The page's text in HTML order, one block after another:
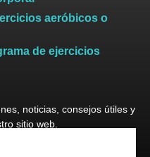
aeróbicos o
de ejercicios
noticias, consejos útiles y
sitio web.